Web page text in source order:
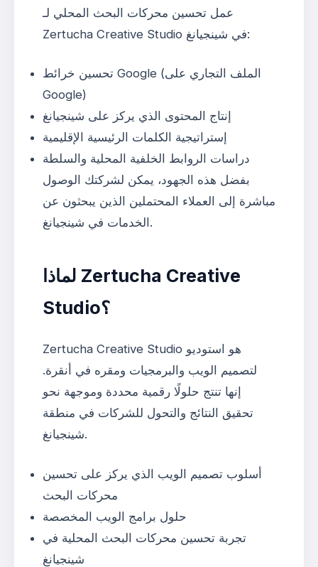
عمل تحسين محركات البحث المحلي لـ
Zertucha Creative Studio في شينجيانغ:
تحسين خرائط Google (الملف التجاري على
Google)
إنتاج المحتوى الذي يركز على شينجيانغ
إستراتيجية الكلمات الرئيسية الإقليمية
دراسات الروابط الخلفية المحلية والسلطة
بفضل هذه الجهود، يمكن لشركتك الوصول
مباشرة إلى العملاء المحتملين الذين يبحثون عن
الخدمات في شينجيانغ.
لماذا Zertucha Creative
Studio؟
Zertucha Creative Studio هو استوديو
لتصميم الويب والبرمجيات ومقره في أنقرة.
إنها تنتج حلولًا رقمية محددة وموجهة نحو
تحقيق النتائج والتحول للشركات في منطقة
شينجيانغ.
أسلوب تصميم الويب الذي يركز على تحسين
محركات البحث
حلول برامج الويب المخصصة
تجربة تحسين محركات البحث المحلية في
شينجيانغ